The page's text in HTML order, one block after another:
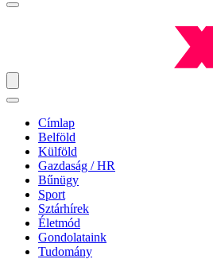
Címlap
Belföld
Külföld
Gazdaság / HR
Bűnügy
Sport
Sztárhírek
Életmód
Gondolataink
Tudomány